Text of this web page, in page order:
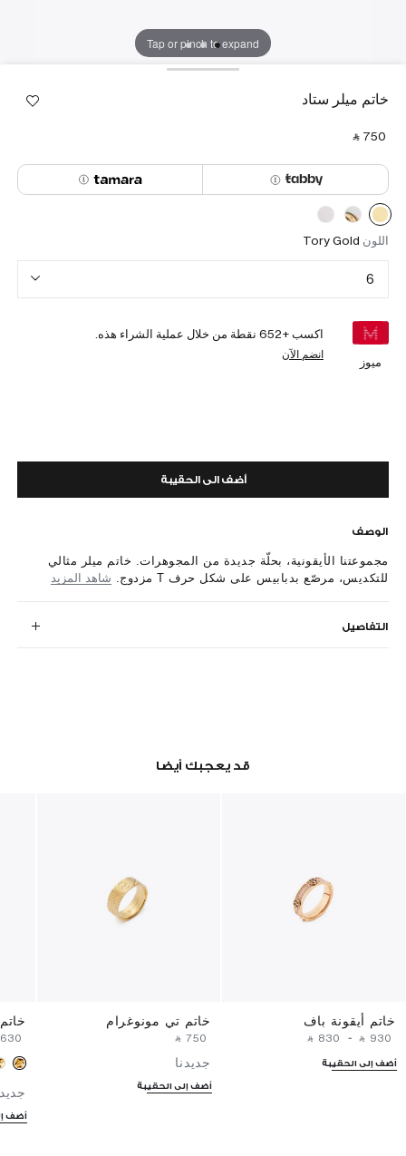
Tap or pinch to expand
خاتم ميلر ستاد
‎ ⃁ ⁦750⁩ ‎
اللون Tory Gold
6
ميوز
اكسب +652 نقطة من خلال عملية الشراء هذه.
انضم الآن
أضف الى الحقيبة
الوصف
مجموعتنا الأيقونية، بحلّة جديدة من المجوهرات. خاتم ميلر مثالي
للتكديس، مرصّع بدبابيس على شكل حرف T مزدوج.
شاهد المزيد
التفاصيل
قد يعجبك أيضا
خاتم أيقونة باف
‎ ⃁ ⁦830⁩ ‎ - ‎ ⃁ ⁦930⁩ ‎
أضف إلى الحقيبة
خاتم تي مونوغرام
‎ ⃁ ⁦750⁩ ‎
جديدنا
أضف إلى الحقيبة
أضف